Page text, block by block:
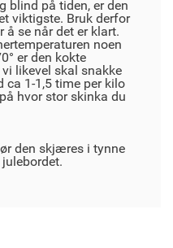
blind på tiden, er den
viktigste. Bruk derfor
se når det er klart.
noen
er den kokte
likevel skal snakke
ca 1-1,5 time per kilo
hvor stor skinka du
den skjæres i tynne